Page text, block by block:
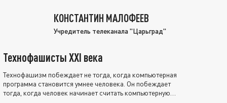
КОНСТАНТИН МАЛОФЕЕВ
Учредитель телеканала "Царьград"
Технофашисты XXI века
Технофашизм побеждает не тогда, когда компьютерная
программа становится умнее человека. Он побеждает
тогда, когда человек начинает считать компьютерную